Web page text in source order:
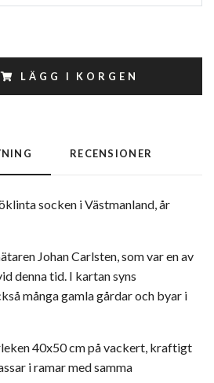
LÄGG I KORGEN
RECENSIONER
socken i Västmanland, år
Johan Carlsten, som var en av
denna tid. I kartan syns
många gamla gårdar och byar i
40x50 cm på vackert, kraftigt
i ramar med samma